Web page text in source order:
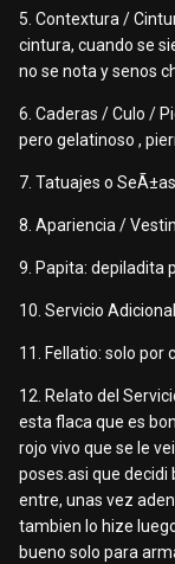
5. Contextura /
cintura, cuando se
no se nota y senos
6. Caderas / Culo /
pero gelatinoso ,
7. Tatuajes o
8. Apariencia /
9. Papita: depiladita
10. Servicio
11. Fellatio: solo por
12. Relato del
esta flaca que es
rojo vivo que se le
poses.asi que decidi
entre, unas vez
tambien lo hize
bueno solo para